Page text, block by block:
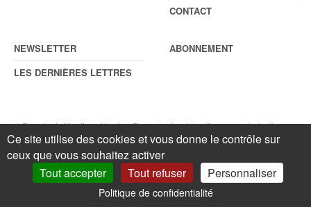
CONTACT
NEWSLETTER
LES DERNIÈRES LETTRES
ABONNEMENT
© ForestopicMentions légales. Reproduction interdite sans autorisation
écrite préalable.Gestionnaire de cookies.
Ce site utilise des cookies et vous donne le contrôle sur
ceux que vous souhaitez activer
Tout accepter
Tout refuser Personnaliser
Politique de confidentialité